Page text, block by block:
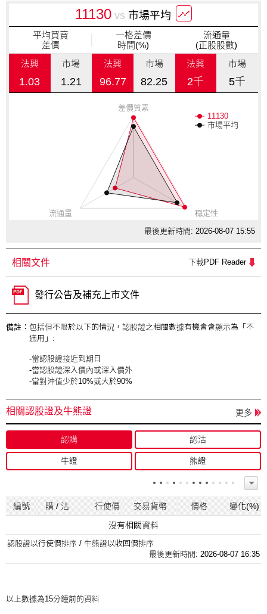
11130 vs 市場平均
平均買賣
差價
法興
1.03
市場
1.21
一格差價
時間(%)
法興
96.77
市場
82.25
流通量
(正股股數)
法興
2千
市場
5千
11130
市場平均
差價質素
穏定性
流通量
最後更新時間: 2026-08-07 15:55
相關文件 下載PDF Reader
發行公告及補充上市文件
備註： 包括但不限於以下的情況，認股證之相關數據有機會會顯示為「不
適用」:
-當認股證接近到期日
-當認股證深入價內或深入價外
-當對沖值少於10%或大於90%
相關認股證及牛熊證 更多
認購 認沽
牛證 熊證
編號 購 / 沽 行使價 交易貨幣 價格
變化(%)
沒有相關資料
認股證以行使價排序 / 牛熊證以收回價排序
最後更新時間: 2026-08-07 16:35
以上數據為15分鐘前的資料